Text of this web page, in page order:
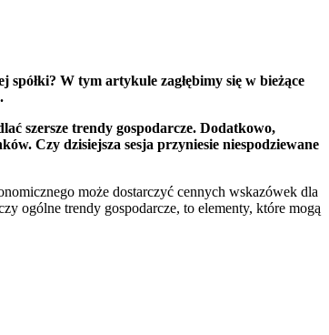
W tym artykule zagłębimy się w bieżące
szersze trendy gospodarcze. Dodatkowo,
Czy dzisiejsza sesja przyniesie niespodziewane
może dostarczyć cennych wskazówek dla
ogólne trendy gospodarcze, to elementy, które mogą